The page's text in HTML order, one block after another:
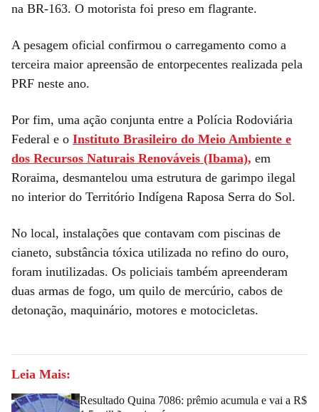
na BR-163. O motorista foi preso em flagrante.
A pesagem oficial confirmou o carregamento como a
terceira maior apreensão de entorpecentes realizada pela
PRF neste ano.
Por fim, uma ação conjunta entre a Polícia Rodoviária
Federal e o Instituto Brasileiro do Meio Ambiente e
dos Recursos Naturais Renováveis (Ibama), em
Roraima, desmantelou uma estrutura de garimpo ilegal
no interior do Território Indígena Raposa Serra do Sol.
No local, instalações que contavam com piscinas de
cianeto, substância tóxica utilizada no refino do ouro,
foram inutilizadas. Os policiais também apreenderam
duas armas de fogo, um quilo de mercúrio, cabos de
detonação, maquinário, motores e motocicletas.
Leia Mais:
Resultado Quina 7086: prêmio acumula e vai a R$